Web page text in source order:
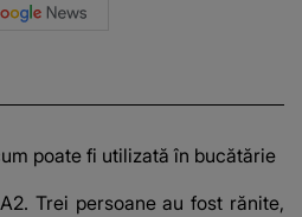
poate fi utilizată în bucătărie
Trei persoane au fost rănite,